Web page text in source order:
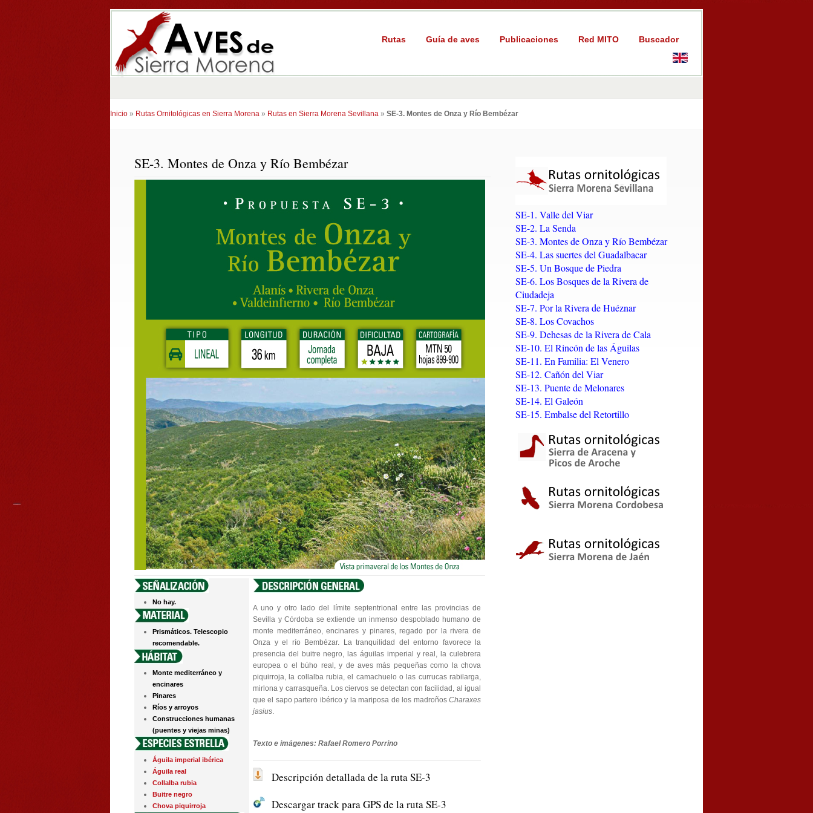
Rutas Guía de aves Publicaciones Red MITO Buscador
Inicio » Rutas Ornitológicas en Sierra Morena » Rutas en Sierra Morena Sevillana » SE-3. Montes de Onza y Río Bembézar
SE-3. Montes de Onza y Río Bembézar
No hay.
Prismáticos. Telescopio
recomendable.
Monte mediterráneo y
encinares
Pinares
Ríos y arroyos
Construcciones humanas
(puentes y viejas minas)
Águila imperial ibérica
Águila real
Collalba rubia
Buitre negro
Chova piquirroja
A uno y otro lado del límite septentrional entre las provincias de
Sevilla y Córdoba se extiende un inmenso despoblado humano de
monte mediterráneo, encinares y pinares, regado por la rivera de
Onza y el río Bembézar. La tranquilidad del entorno favorece la
presencia del buitre negro, las águilas imperial y real, la culebrera
europea o el búho real, y de aves más pequeñas como la chova
piquirroja, la collalba rubia, el camachuelo o las currucas rabilarga,
mirlona y carrasqueña. Los ciervos se detectan con facilidad, al igual
que el sapo partero ibérico y la mariposa de los madroños Charaxes
jasius.
Texto e imágenes: Rafael Romero Porrino
Descripción detallada de la ruta SE-3
Descargar track para GPS de la ruta SE-3
SE-1. Valle del Viar
SE-2. La Senda
SE-3. Montes de Onza y Río Bembézar
SE-4. Las suertes del Guadalbacar
SE-5. Un Bosque de Piedra
SE-6. Los Bosques de la Rivera de
Ciudadeja
SE-7. Por la Rivera de Huéznar
SE-8. Los Covachos
SE-9. Dehesas de la Rivera de Cala
SE-10. El Rincón de las Águilas
SE-11. En Familia: El Venero
SE-12. Cañón del Viar
SE-13. Puente de Melonares
SE-14. El Galeón
SE-15. Embalse del Retortillo